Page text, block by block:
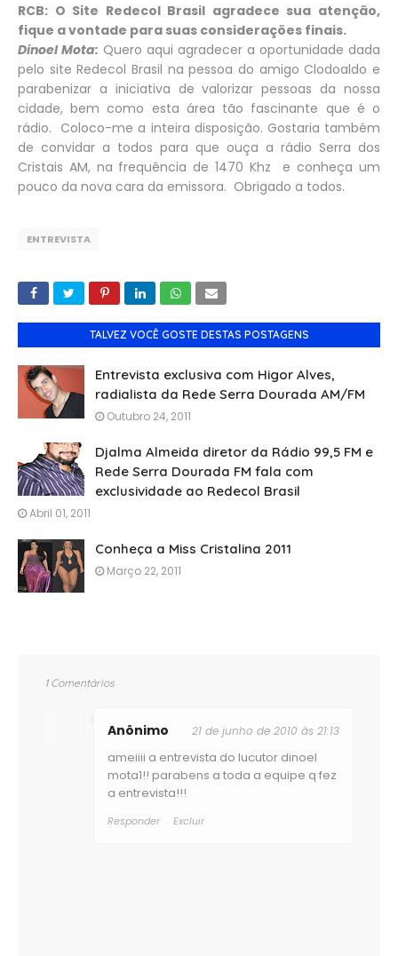
RCB: O Site Redecol Brasil agradece sua atenção,
fique a vontade para suas considerações finais.
Dinoel Mota: Quero aqui agradecer a oportunidade dada
pelo site Redecol Brasil na pessoa do amigo Clodoaldo e
parabenizar a iniciativa de valorizar pessoas da nossa
cidade, bem como esta área tão fascinante que é o
rádio. Coloco-me a inteira disposição. Gostaria também
de convidar a todos para que ouça a rádio Serra dos
Cristais AM, na frequência de 1470 Khz e conheça um
pouco da nova cara da emissora. Obrigado a todos.
ENTREVISTA
TALVEZ VOCÊ GOSTE DESTAS POSTAGENS
Entrevista exclusiva com Higor Alves,
radialista da Rede Serra Dourada AM/FM
Outubro 24, 2011
Djalma Almeida diretor da Rádio 99,5 FM e
Rede Serra Dourada FM fala com
exclusividade ao Redecol Brasil
Abril 01, 2011
Conheça a Miss Cristalina 2011
Março 22, 2011
1 Comentários
Anônimo 21 de junho de 2010 às 21:13
ameiiii a entrevista do lucutor dinoel
mota1!! parabens a toda a equipe q fez
a entrevista!!!
Responder Excluir